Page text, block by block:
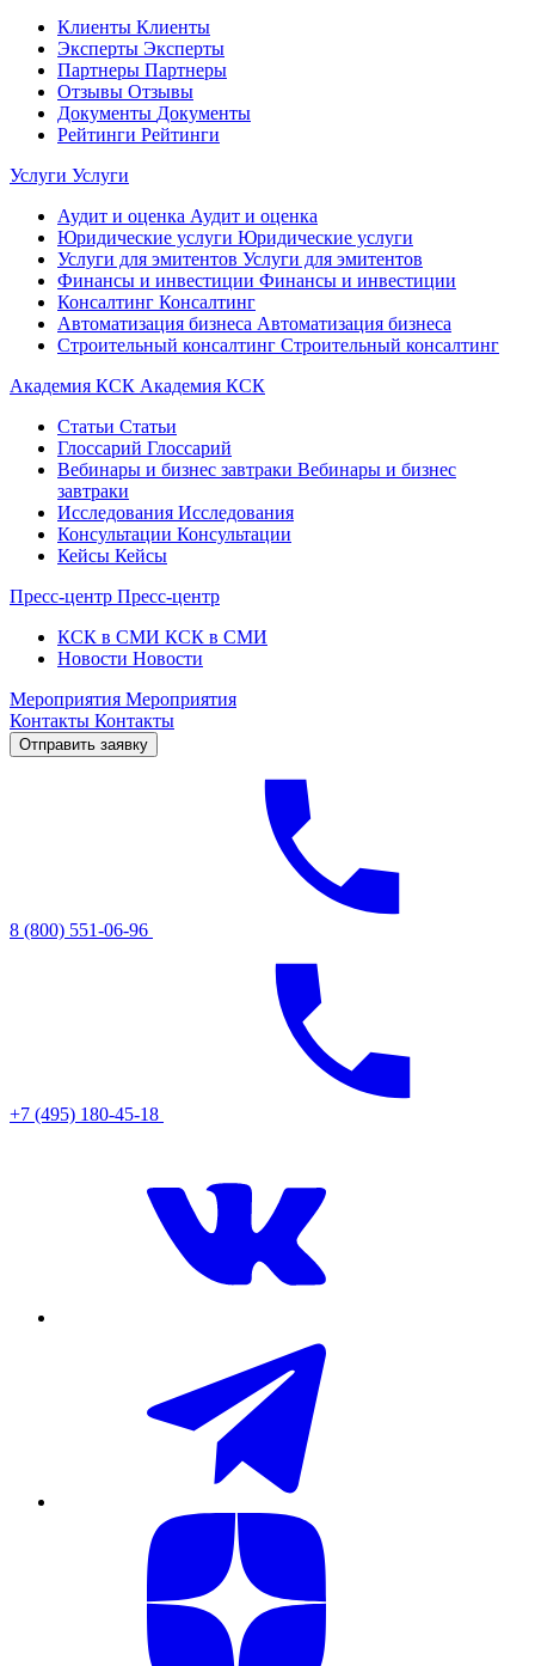
Клиенты Клиенты
Эксперты Эксперты
Партнеры Партнеры
Отзывы Отзывы
Документы Документы
Рейтинги Рейтинги
Услуги Услуги
Аудит и оценка Аудит и оценка
Юридические услуги Юридические услуги
Услуги для эмитентов Услуги для эмитентов
Финансы и инвестиции Финансы и инвестиции
Консалтинг Консалтинг
Автоматизация бизнеса Автоматизация бизнеса
Строительный консалтинг Строительный консалтинг
Академия КСК Академия КСК
Статьи Статьи
Глоссарий Глоссарий
Вебинары и бизнес завтраки Вебинары и бизнес
завтраки
Исследования Исследования
Консультации Консультации
Кейсы Кейсы
Пресс-центр Пресс-центр
КСК в СМИ КСК в СМИ
Новости Новости
Мероприятия Мероприятия
Контакты Контакты
Отправить заявку
8 (800) 551-06-96
+7 (495) 180-45-18